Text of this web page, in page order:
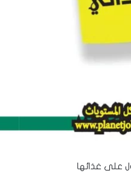
على غذائها